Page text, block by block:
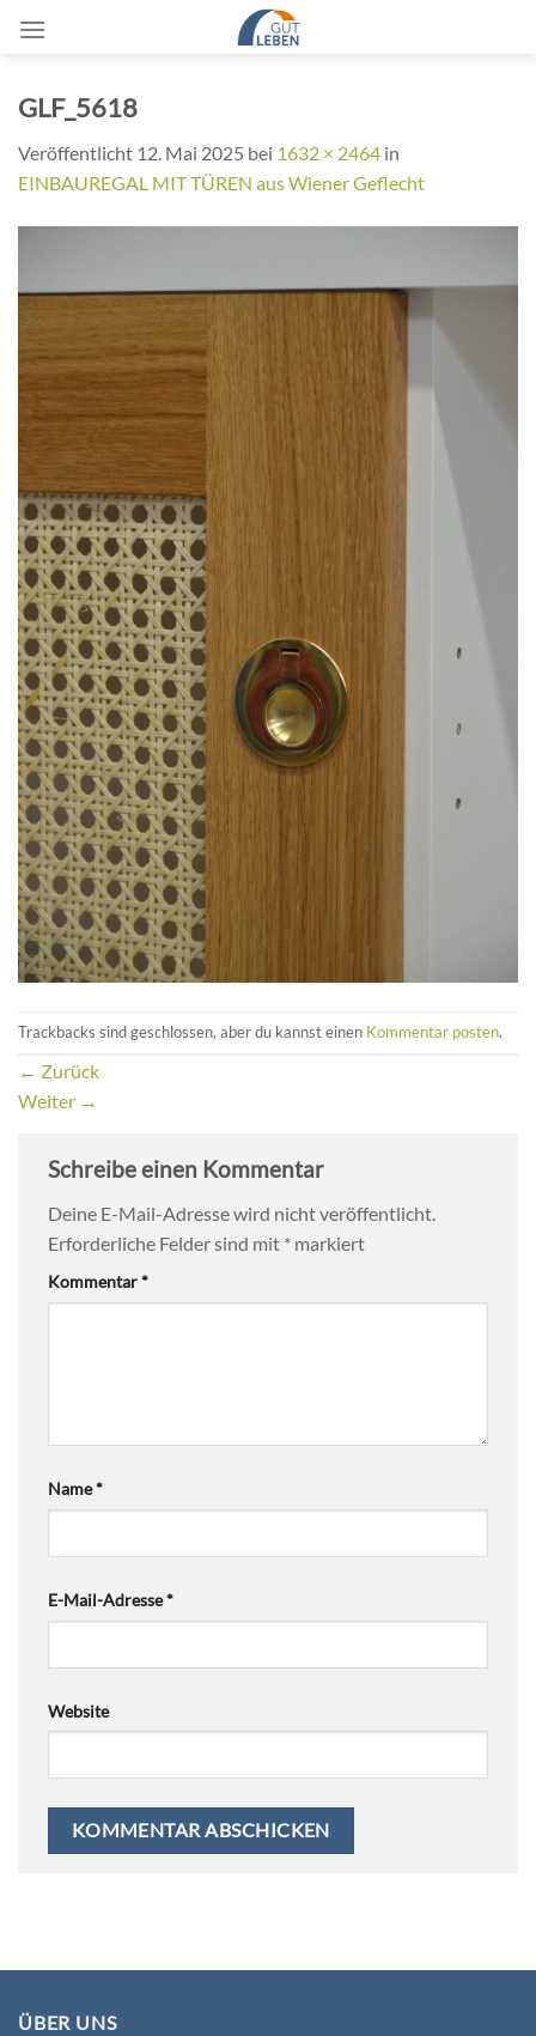
Inhalt
GLF_5618
Veröffentlicht 12. Mai 2025 bei 1632 × 2464 in
EINBAUREGAL MIT TÜREN aus Wiener Geflecht
Trackbacks sind geschlossen, aber du kannst einen Kommentar posten.
← Zurück
Weiter →
Schreibe einen Kommentar
Deine E-Mail-Adresse wird nicht veröffentlicht.
Erforderliche Felder sind mit * markiert
Kommentar*
Name*
E-Mail-Adresse*
Website
ÜBER UNS